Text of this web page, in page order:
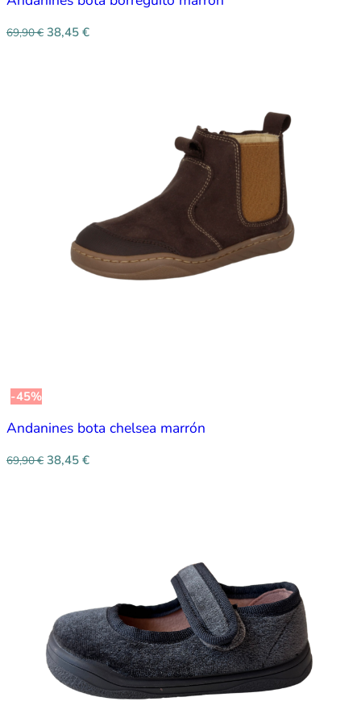
69,90€ 38,45 €
-45%
Andanines bota chelsea marrón
69,90€ 38,45 €